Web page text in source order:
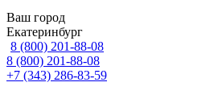
Ваш город
Екатеринбург
8 (800) 201-88-08
8 (800) 201-88-08
+7 (343) 286-83-59